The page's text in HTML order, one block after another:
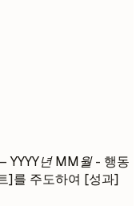
YYYY년 MM월- 행동
]를 주도하여 [성과]